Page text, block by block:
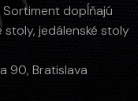
Sortiment dopĺňajú
stoly, jedálenské stoly
90, Bratislava